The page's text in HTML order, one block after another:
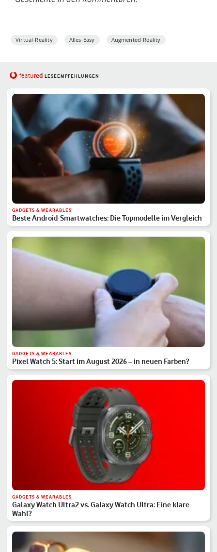
Virtual-Reality Alles-Easy Augmented-Reality
featured LESEEMPFEHLUNGEN
GADGETS & WEARABLES
Beste Android-Smartwatches: Die Topmodelle im Vergleich
GADGETS & WEARABLES
Pixel Watch 5: Start im August 2026 – in neuen Farben?
GADGETS & WEARABLES
Galaxy Watch Ultra2 vs. Galaxy Watch Ultra: Eine klare
Wahl?